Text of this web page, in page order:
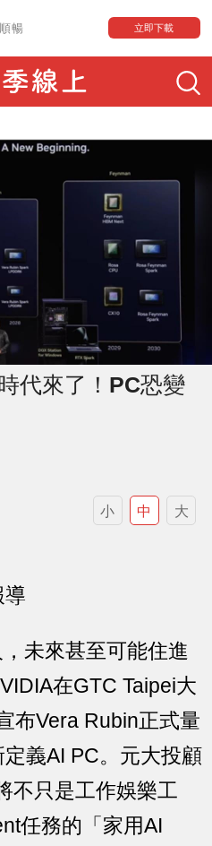
暢 立即下載
代來了！PC恐變
小 中 大
導
未來甚至可能住進
在GTC Taipei大
布Vera Rubin正式量
義AI PC。元大投顧
不只是工作娛樂工
任務的「家用AI